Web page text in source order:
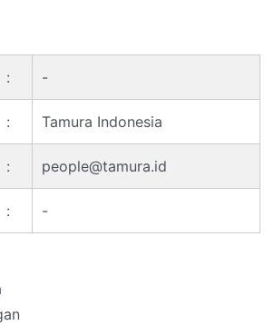
: -
: Tamura Indonesia
: people@tamura.id
: -